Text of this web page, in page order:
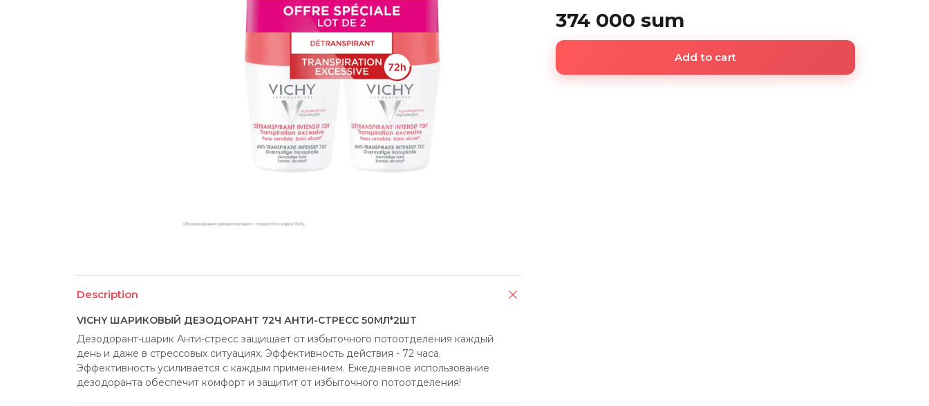
Description
VICHY ШАРИКОВЫЙ ДЕЗОДОРАНТ 72Ч АНТИ-СТРЕСС 50МЛ*2ШТ
Дезодорант-шарик Анти-стресс защищает от избыточного потоотделения каждый
день и даже в стрессовых ситуациях. Эффективность действия - 72 часа.
Эффективность усиливается с каждым применением. Ежедневное использование
дезодоранта обеспечит комфорт и защитит от избыточного потоотделения!
374 000 sum
Add to cart